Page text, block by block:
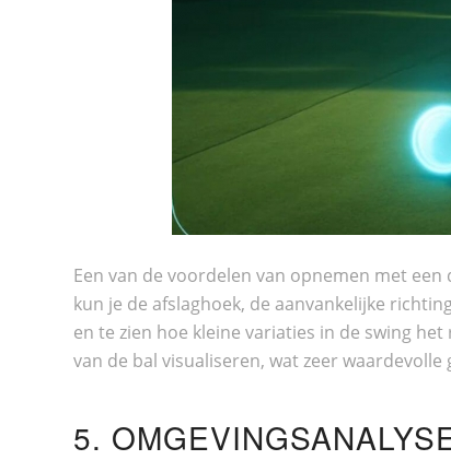
Een van de voordelen van opnemen met
kun je de afslaghoek, de aanvankelijke
en te zien hoe kleine variaties in de swing
van de bal visualiseren, wat zeer
5.